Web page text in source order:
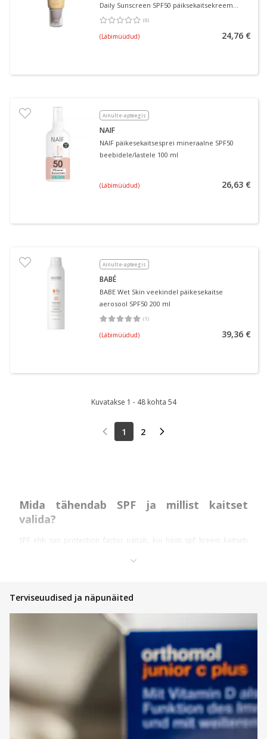
Daily Sunscreen SPF50 päiksekaitsekreem
näole 50 ml
(0)
Keskmine hinnang 0.00
(Läbimüüdud) 24,76 €
Ainult e-apteegis
NAIF
NAIF päikesekaitsesprei mineraalne SPF50
beebidele/lastele 100 ml
(Läbimüüdud) 26,63 €
Ainult e-apteegis
BABÉ
BABE Wet Skin veekindel päikesekaitse
aerosool SPF50 200 ml
(1)
Keskmine hinnang 5.00
(Läbimüüdud) 39,36 €
Kuvatakse 1 - 48 kohta 54
1 2
Mida tähendab SPF ja millist kaitset
valida?
SPF ehk sun protection factor näitab, kui hästi spf kreem kaitseb
50 blokeerib umbes 98% kiirgusest ja on soovitatav pikemal õues
Oluline on mõista, et erinevus SPF 30 ja SPF 50 vahel ei ole nii suur,
kui sageli arvatakse. Palju olulisem on see, et päikesekaitsekreem
SPF 50 või SPF 30 kantakse nahale piisavas koguses ja regulaarselt
Laste ja beebide puhul on soovitatav kasutada spetsiaalseid
tooteid nagu päikesekaitsekreem lastele või beebi päikesekaitse,
mis sisaldavad õrnemaid koostisosi ja sageli mineraalseid filtreid.
Sõltuvalt päikeseküllusest on päikesekaitsekreem beebile väga
oluline. Ka Eesti ilmaga on päikesekaitse beebile hädavajalik, sest
nende nahk on väga õrn, õhuke ja sisaldab vähem melaniini,
mistõttu tekivad päikesekahjustused ja põletused kiiremini kui
täiskasvanutel
Terviseuudised ja näpunäited